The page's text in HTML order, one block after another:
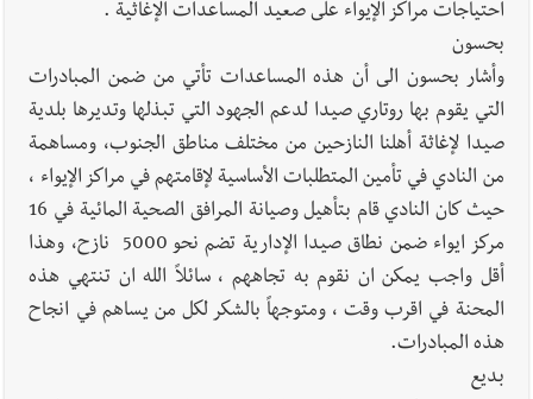
احتياجات مراكز الإيواء على صعيد المساعدات الإغاثية .
بحسون
وأشار بحسون الى أن هذه المساعدات تأتي من ضمن المبادرات
التي يقوم بها روتاري صيدا لدعم الجهود التي تبذلها وتديرها بلدية
صيدا لإغاثة أهلنا النازحين من مختلف مناطق الجنوب، ومساهمة
من النادي في تأمين المتطلبات الأساسية لإقامتهم في مراكز الإيواء ،
حيث كان النادي قام بتأهيل وصيانة المرافق الصحية المائية في 16
مركز ايواء ضمن نطاق صيدا الإدارية تضم نحو 5000 نازح، وهذا
أقل واجب يمكن ان نقوم به تجاههم ، سائلاً الله ان تنتهي هذه
المحنة في اقرب وقت ، ومتوجهاً بالشكر لكل من يساهم في انجاح
هذه المبادرات.
بديع